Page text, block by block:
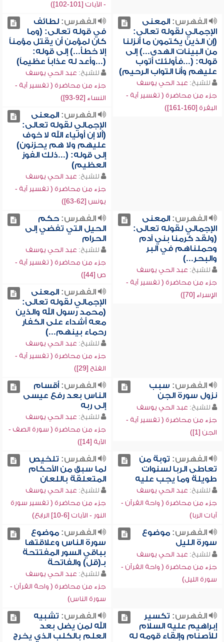
- الآيات [101-102])
الفهرس:المعنى
الإجمالي لقوله تعالى:
(إن الذين يكتمون ما أنزلنا
من البينات الهدى...) إلى
قوله: (...فأولئك أتوب
عليهم وأنا التواب الرحيم)
للشيخ: عبد الحي يوسف
جزء من محاضرة ( تفسير آية -
البقرة [160-161])
الفهرس:لطائف
في قوله تعالى: (وما
كان لمؤمن أن يقتل مؤمناً
إلا خطأ...) إلى قوله:
(...وأعد له عذاباً عظيماً)
للشيخ: عبد الحي يوسف
جزء من محاضرة ( تفسير آية -
النساء [92-93])
الفهرس:المعنى
الإجمالي لقوله تعالى:
(ألا إن أولياء الله لا خوف
عليهم ولا هم يحزنون)
إلى قوله: (...ذلك الفوز
العظيم)
للشيخ: عبد الحي يوسف
جزء من محاضرة ( تفسير آية -
يونس [62-63])
الفهرس:المعنى
الإجمالي لقوله تعالى:
(ولقد كرمنا بني آدم
وحملناهم في البر
والبحر...)
للشيخ: عبد الحي يوسف
جزء من محاضرة ( تفسير آية -
الإسراء [70])
الفهرس:حكم
الحيل التي تفضي إلى
الحرام
للشيخ: عبد الحي يوسف
جزء من محاضرة ( تفسير آية -
ص [44])
الفهرس:المعنى
الإجمالي لقوله تعالى:
(محمد رسول الله والذين
معه أشداء على الكفار
رحماء بينهم...)
للشيخ: عبد الحي يوسف
جزء من محاضرة ( تفسير آية -
الفتح [29])
الفهرس: سبب
نزول سورة الجن
للشيخ: عبد الحي يوسف
جزء من محاضرة ( تفسير آية -
الجن [1])
الفهرس:أقسام
الناس بعد رفع عيسى
إلى ربه
للشيخ: عبد الحي يوسف
جزء من محاضرة ( سورة الصف -
الآية [14])
الفهرس: توبة من
تعاطى الربا لسنوات
طويلة وما يجب عليه
للشيخ: عبد الحي يوسف
جزء من محاضرة ( واحة القرآن -
آيات الربا)
الفهرس: تلخيص
لما سبق من الأحكام
المتعلقة باللعان
للشيخ: عبد الحي يوسف
جزء من محاضرة ( تفسير سورة
النور - الآيات [6-10] الرابع)
الفهرس:موضوع
سورة الليل
للشيخ: عبد الحي يوسف
جزء من محاضرة ( واحة القرآن -
سورة الليل)
الفهرس:موضوع
سورة الناس وعلاقتها
بباقي السور المفتتحة
بـ(قل) والفاتحة
للشيخ: عبد الحي يوسف
جزء من محاضرة ( واحة القرآن -
سورة الناس)
الفهرس: تكسير
إبراهيم عليه السلام
للأصنام وإلقاء قومه له
الفهرس: تشبيه
الله لمن يضل بعد
العلم بالكلب الذي يخرج